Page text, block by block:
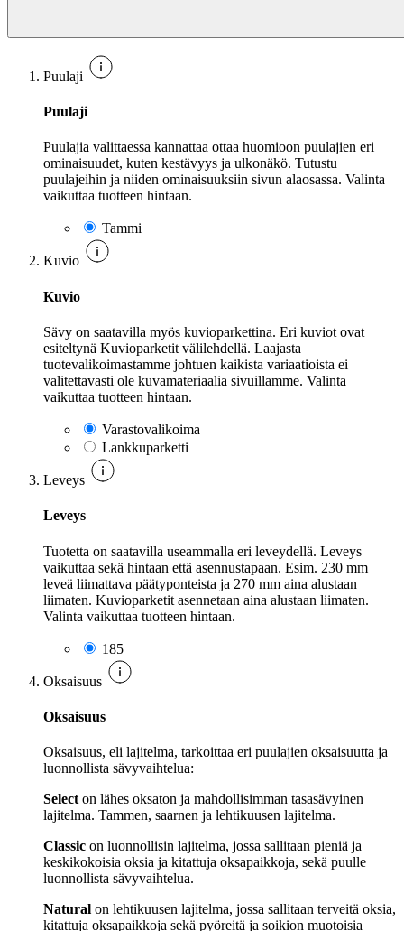
Puulaji
Puulaji
Puulajia valittaessa kannattaa ottaa huomioon puulajien eri
ominaisuudet, kuten kestävyys ja ulkonäkö. Tutustu
puulajeihin ja niiden ominaisuuksiin sivun alaosassa. Valinta
vaikuttaa tuotteen hintaan.
Tammi
Kuvio
Kuvio
Sävy on saatavilla myös kuvioparkettina. Eri kuviot ovat
esiteltynä Kuvioparketit välilehdellä. Laajasta
tuotevalikoimastamme johtuen kaikista variaatioista ei
valitettavasti ole kuvamateriaalia sivuillamme. Valinta
vaikuttaa tuotteen hintaan.
Varastovalikoima
Lankkuparketti
Leveys
Leveys
Tuotetta on saatavilla useammalla eri leveydellä. Leveys
vaikuttaa sekä hintaan että asennustapaan. Esim. 230 mm
leveä liimattava päätyponteista ja 270 mm aina alustaan
liimaten. Kuvioparketit asennetaan aina alustaan liimaten.
Valinta vaikuttaa tuotteen hintaan.
185
Oksaisuus
Oksaisuus
Oksaisuus, eli lajitelma, tarkoittaa eri puulajien oksaisuutta ja
luonnollista sävyvaihtelua:
Select on lähes oksaton ja mahdollisimman tasasävyinen
lajitelma. Tammen, saarnen ja lehtikuusen lajitelma.
Classic on luonnollisin lajitelma, jossa sallitaan pieniä ja
keskikokoisia oksia ja kitattuja oksapaikkoja, sekä puulle
luonnollista sävyvaihtelua.
Natural on lehtikuusen lajitelma, jossa sallitaan terveitä oksia,
kitattuja oksapaikkoja sekä pyöreitä ja soikion muotoisia